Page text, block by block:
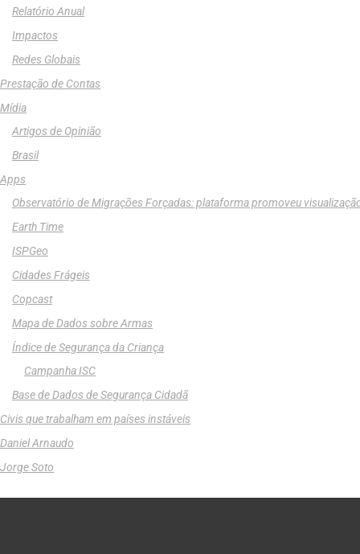
Relatório Anual
Impactos
Redes Globais
Prestação de Contas
Mídia
Artigos de Opinião
Brasil
Apps
Observatório de Migrações Forçadas: plataforma promoveu
Earth Time
ISPGeo
Cidades Frágeis
Copcast
Mapa de Dados sobre Armas
Índice de Segurança da Criança
Campanha ISC
Base de Dados de Segurança Cidadã
Civis que trabalham em países instáveis
Daniel Arnaudo
Jorge Soto